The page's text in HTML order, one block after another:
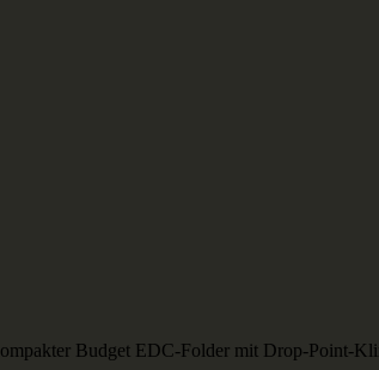
Budget EDC-Folder mit Drop-Point-